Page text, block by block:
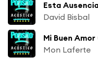
David Bisbal
Mon Laferte